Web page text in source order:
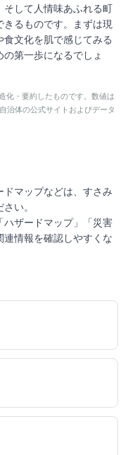
そして人情味あふれる町
るものです。まずは現
文化を肌で感じてみる
第一歩になるでしょ
化・要約したものです。数値は
治体の公式サイトおよびデータ
マップなどは、 すさみ
い。
ザードマップ」「災害
情報を確認しやすくな